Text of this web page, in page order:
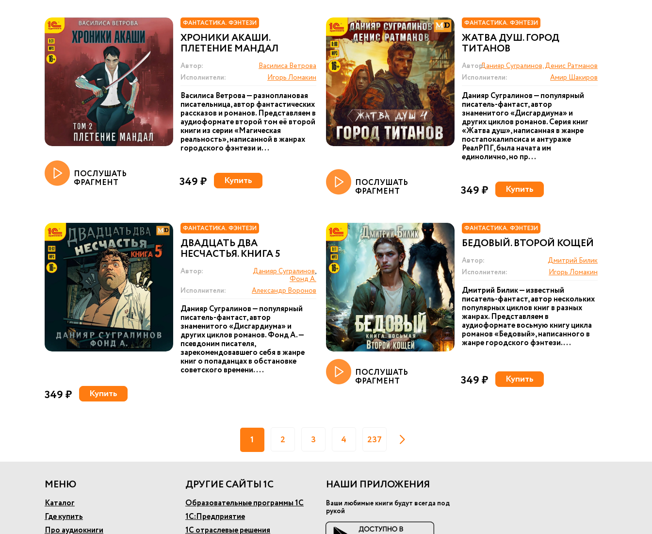
ФАНТАСТИКА. ФЭНТЕЗИ
ХРОНИКИ АКАШИ.
ПЛЕТЕНИЕ МАНДАЛ
Автор:
Василиса Ветрова
Исполнители:
Игорь Ломакин
Василиса Ветрова — разноплановая
писательница, автор фантастических
рассказов и романов. Представляем в
аудиоформате второй том её второй
книги из серии «Магическая
реальность», написанной в жанрах
городского фэнтези и...
ПОСЛУШАТЬ
ФРАГМЕНТ 349 ₽ Купить
ФАНТАСТИКА. ФЭНТЕЗИ
ЖАТВА ДУШ. ГОРОД
ТИТАНОВ
Автор:Данияр Сугралинов, Денис Ратманов
Исполнители:
Амир Шакиров
Данияр Сугралинов — популярный
писатель-фантаст, автор
знаменитого «Дисгардиума» и
других циклов романов. Серия книг
«Жатва душ», написанная в жанре
постапокалипсиса и антураже
РеалРПГ, была начата им
единолично, но пр...
ПОСЛУШАТЬ
ФРАГМЕНТ 349 ₽ Купить
ФАНТАСТИКА. ФЭНТЕЗИ
ДВАДЦАТЬ ДВА
НЕСЧАСТЬЯ. КНИГА 5
Автор: Данияр Сугралинов,
Фонд А.
Исполнители:
Александр Воронов
Данияр Сугралинов — популярный
писатель-фантаст, автор
знаменитого «Дисгардиума» и
других циклов романов. Фонд А. —
псевдоним писателя,
зарекомендовавшего себя в жанре
книг о попаданцах в обстановке
советского времени....
349 ₽ Купить
ФАНТАСТИКА. ФЭНТЕЗИ
БЕДОВЫЙ. ВТОРОЙ КОЩЕЙ
Автор:
Дмитрий Билик
Исполнители:
Игорь Ломакин
Дмитрий Билик — известный
писатель-фантаст, автор нескольких
популярных циклов книг в разных
жанрах. Представляем в
аудиоформате восьмую книгу цикла
романов «Бедовый», написанного в
жанре городского фэнтези. ...
ПОСЛУШАТЬ
ФРАГМЕНТ 349 ₽ Купить
1 2 3 4 237
МЕНЮ
Каталог
Где купить
Про аудиокниги
ДРУГИЕ САЙТЫ 1С
Образовательные программы 1С
1С:Предприятие
1С отраслевые решения
НАШИ ПРИЛОЖЕНИЯ
Ваши любимые книги будут всегда под
рукой